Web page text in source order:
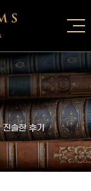
진솔한 후기